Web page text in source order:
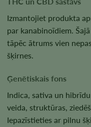
Izmantojiet produkta
par kanabinoīdiem.
tāpēc ātrums vien
šķirnes.
Ģenētiskais fons
Indica, sativa un
veida, struktūras,
Iepazīstieties ar pilnu